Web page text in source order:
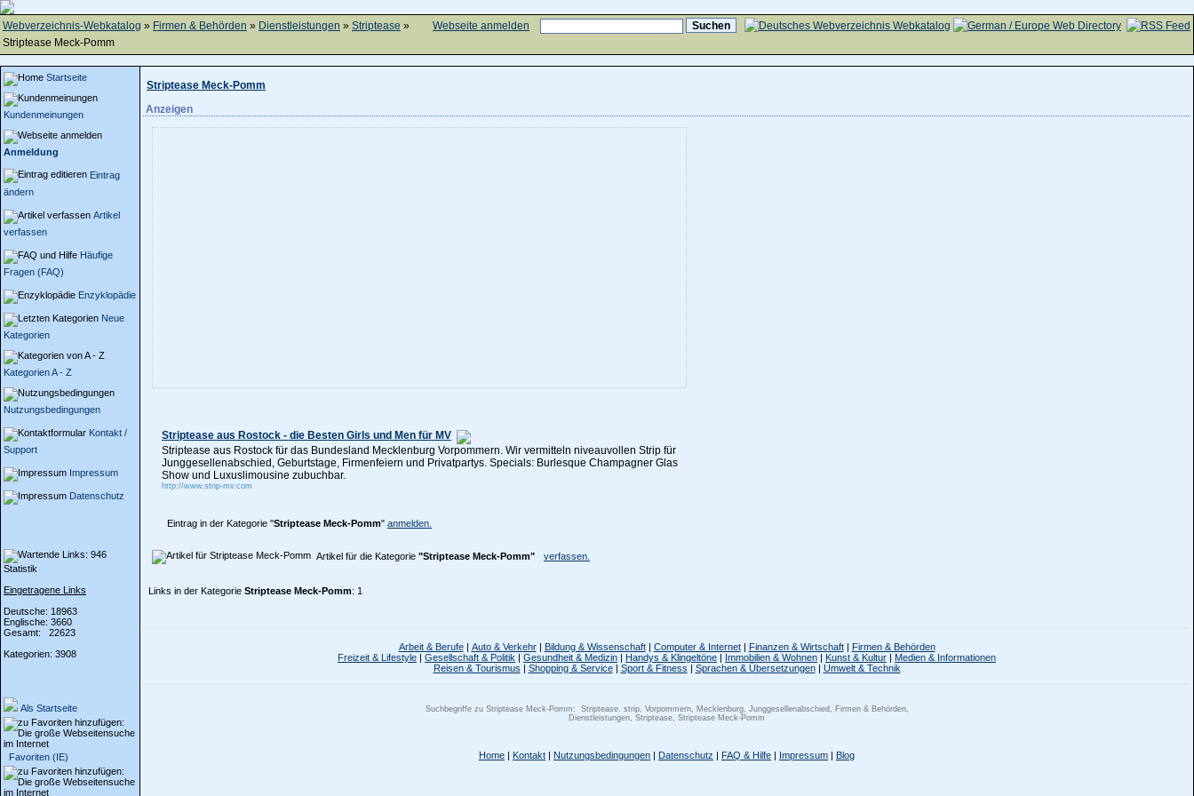
Webseite anmelden
Webverzeichnis-Webkatalog » Firmen & Behörden » Dienstleistungen » Striptease »
Striptease Meck-Pomm
Startseite
Kundenmeinungen
Anmeldung
Eintrag
ändern
Artikel
verfassen
Häufige
Fragen (FAQ)
Enzyklopädie
Neue
Kategorien
Kategorien A - Z
Nutzungsbedingungen
Kontakt /
Support
Impressum
Datenschutz
Statistik
Eingetragene Links
Deutsche: 18963
Englische: 3660
Gesamt: 22623
Kategorien: 3908
Als Startseite
Favoriten (IE)
Striptease Meck-Pomm
Anzeigen
Striptease aus Rostock - die Besten Girls und Men für MV
Striptease aus Rostock für das Bundesland Mecklenburg Vorpommern. Wir vermitteln niveauvollen Strip für
Junggesellenabschied, Geburtstage, Firmenfeiern und Privatpartys. Specials: Burlesque Champagner Glas
Show und Luxuslimousine zubuchbar.
http://www.strip-mv.com
Eintrag in der Kategorie "Striptease Meck-Pomm" anmelden.
Artikel für die Kategorie "Striptease Meck-Pomm" verfassen.
Links in der Kategorie Striptease Meck-Pomm: 1
Arbeit & Berufe| Auto & Verkehr| Bildung & Wissenschaft| Computer & Internet| Finanzen & Wirtschaft| Firmen & Behörden
Freizeit & Lifestyle | Gesellschaft & Politik | Gesundheit & Medizin | Handys & Klingeltöne | Immobilien & Wohnen | Kunst & Kultur | Medien & Informationen
Reisen & Tourismus | Shopping & Service| Sport & Fitness | Sprachen & Übersetzungen| Umwelt & Technik
Suchbegriffe zu Striptease Meck-Pomm: Striptease. strip, Vorpommern, Mecklenburg, Junggesellenabschied, Firmen & Behörden,
Dienstleistungen, Striptease, Striptease Meck-Pomm
Home | Kontakt | Nutzungsbedingungen | Datenschutz | FAQ & Hilfe | Impressum | Blog